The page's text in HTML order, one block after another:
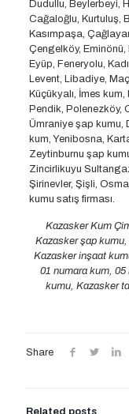
Dudullu, Beylerbeyi,
Cağaloğlu, Kurtuluş,
Kasımpaşa,
Çengelköy, Eminönü,
Eyüp, Feneryolu,
Levent, Libadiye,
Küçükyalı, İmes
Pendik, Polenezköy,
Ümraniye şap kumu,
kum, Yenibosna,
Zeytinburnu şap
Zincirlikuyu
Şirinevler, Şişli,
kumu satış firması.
Kazasker Kum
Kazasker şap
Kazasker inşaat
01 numara kum,
kumu, Kazasker
Share
Related posts